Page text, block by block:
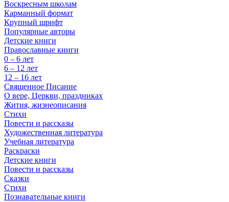
Воскресным школам
Карманный формат
Крупный шрифт
Популярные авторы
Детские книги
Православные книги
0 – 6 лет
6 – 12 лет
12 – 16 лет
Священное Писание
О вере, Церкви, праздниках
Жития, жизнеописания
Стихи
Повести и рассказы
Художественная литература
Учебная литература
Раскраски
Детские книги
Повести и рассказы
Сказки
Стихи
Познавательные книги